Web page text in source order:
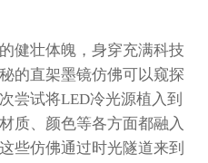
健壮体魄，身穿充满科技
的直架墨镜仿佛可以窥探
尝试将LED冷光源植入到
质、颜色等各方面都融入
些仿佛通过时光隧道来到